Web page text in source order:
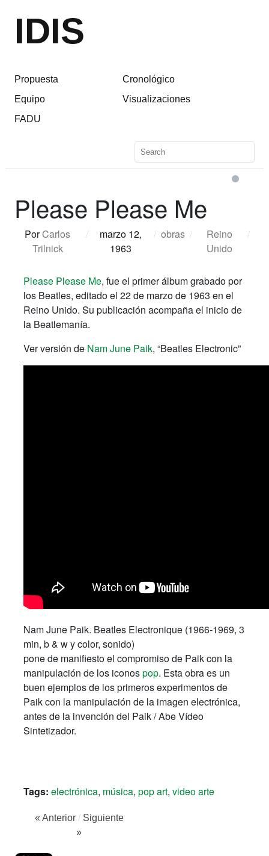
IDIS
Propuesta
Equipo
FADU
Cronológico
Visualizaciones
Please Please Me
PorCarlos
Trilnick
/
marzo 12,
1963
/ obras /
Reino
Unido
/
Please Please Me, fue el primer álbum grabado por
los Beatles, editado el 22 de marzo de 1963 en el
Reino Unido. Su publicación acompaña el inicio de
la Beatlemanía.
Ver versión de Nam June Paik, “Beatles Electronic”
Nam June Paik. Beatles Electronique (1966-1969, 3
min, b & w y color, sonido)
pone de manifiesto el compromiso de Paik con la
manipulación de los iconospop. Esta obra es un
buen ejemplos de los primeros experimentos de
Paik con la manipulación de la imagen electrónica,
antes de la invención del Paik / Abe Vídeo
Sintetizador.
Tags: electrónica, música, pop art, video arte
« Anterior / Siguiente
»